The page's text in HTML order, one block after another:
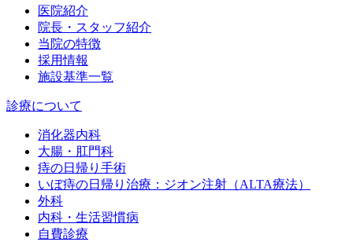
医院紹介
院長・スタッフ紹介
当院の特徴
採用情報
施設基準一覧
診療について
消化器内科
大腸・肛門科
痔の日帰り手術
いぼ痔の日帰り治療：ジオン注射（ALTA療法）
外科
内科・生活習慣病
自費診療